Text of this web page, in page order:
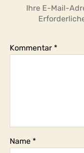
Ihre E-Mail-
Kommentar *
Name *